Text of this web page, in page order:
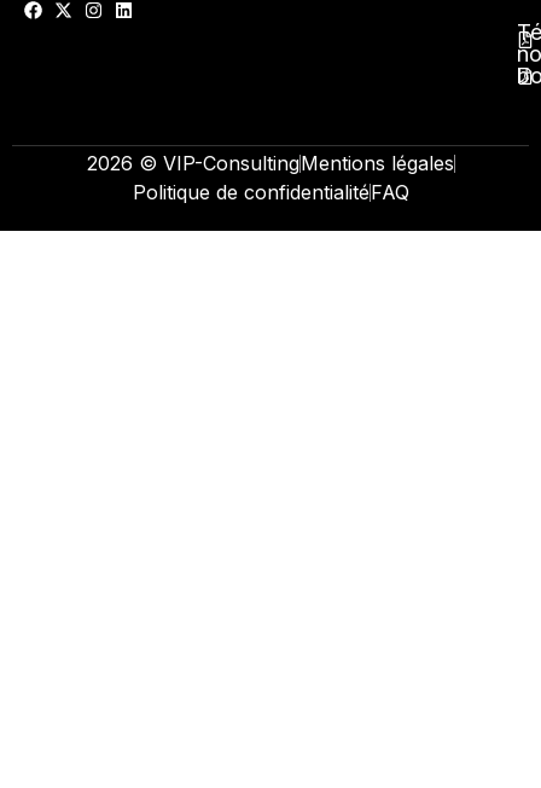
2026 © VIP-ConsultingMentions légales
Politique de confidentialitéFAQ